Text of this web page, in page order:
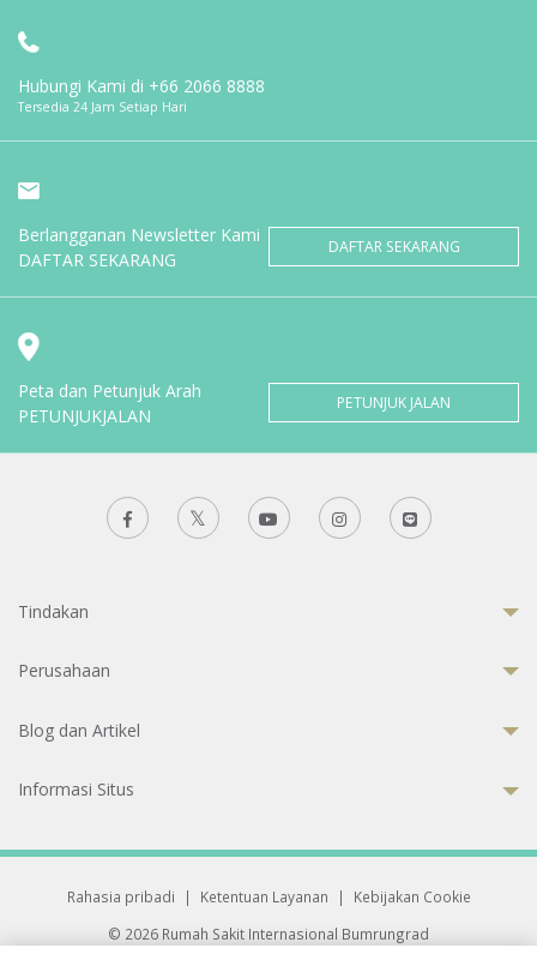
Hubungi Kami di +66 2066 8888
Tersedia 24 Jam Setiap Hari
Berlangganan Newsletter Kami
DAFTAR SEKARANG
DAFTAR SEKARANG
Peta dan Petunjuk Arah
PETUNJUKJALAN
PETUNJUK JALAN
Tindakan
Perusahaan
Blog dan Artikel
Informasi Situs
Rahasia pribadi | Ketentuan Layanan |
Kebijakan Cookie
© 2026 Rumah Sakit Internasional Bumrungrad